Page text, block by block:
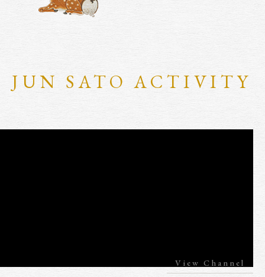
JUN SATO ACTIVITY
View Channel